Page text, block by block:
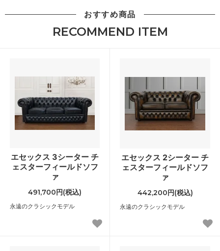
おすすめ商品
RECOMMEND ITEM
エセックス 3シーター チ
ェスターフィールドソフ
ァ
491,700円(税込)
永遠のクラシックモデル
エセックス 2シーター チ
ェスターフィールドソフ
ァ
442,200円(税込)
永遠のクラシックモデル